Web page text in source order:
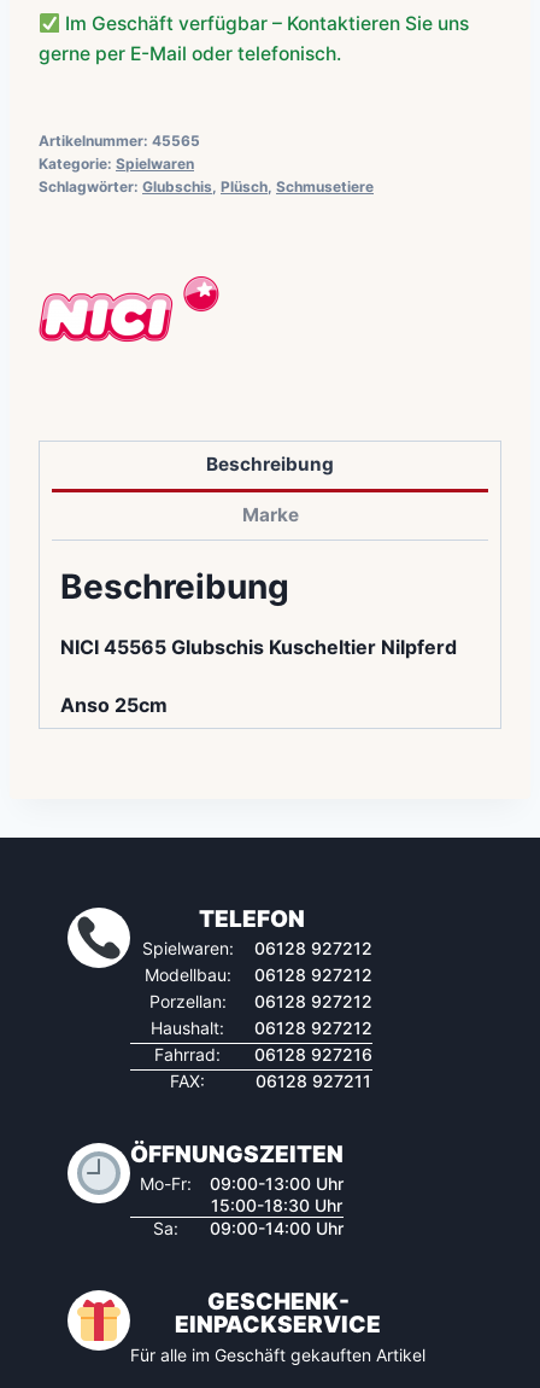
Im Geschäft verfügbar – Kontaktieren Sie uns
gerne per E-Mail oder telefonisch.
Artikelnummer: 45565
Kategorie: Spielwaren
Schlagwörter: Glubschis Plüsch Schmusetiere
Beschreibung
Marke
Beschreibung
NICI 45565 Glubschis Kuscheltier Nilpferd
Anso 25cm
TELEFON
Spielwaren:
06128 927212
Modellbau:
06128 927212
Porzellan:
06128 927212
Haushalt:
06128 927212
Fahrrad:
06128 927216
FAX:
06128 927211
ÖFFNUNGSZEITEN
Mo-Fr:
09:00-13:00 Uhr
15:00-18:30 Uhr
Sa:
09:00-14:00 Uhr
GESCHENK-
EINPACKSERVICE
Für alle im Geschäft gekauften Artikel